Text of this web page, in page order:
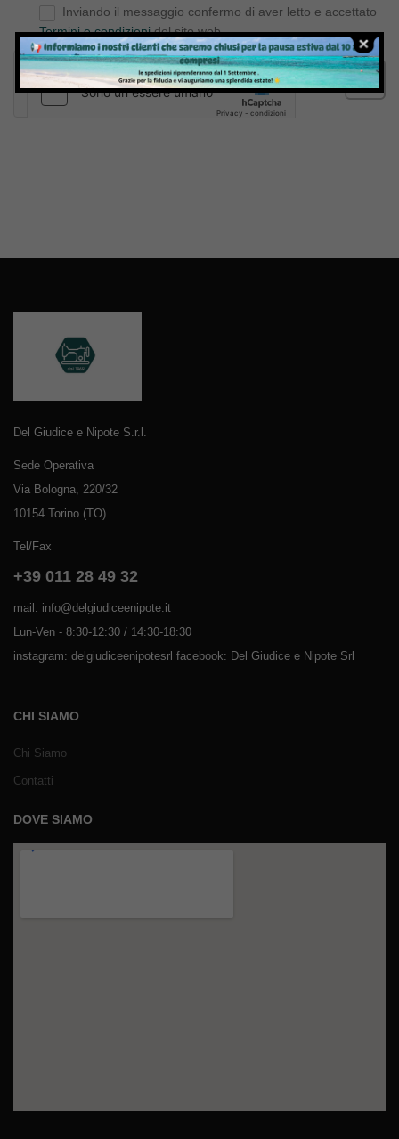
Inviando il messaggio confermo di aver letto e accettato
Termini e condizionidel sito web
Invia
Del Giudice e Nipote S.r.l.
Sede Operativa
Via Bologna, 220/32
10154 Torino (TO)
Tel/Fax
+39 011 28 49 32
mail: info@delgiudiceenipote.it
Lun-Ven - 8:30-12:30 / 14:30-18:30
instagram: delgiudiceenipotesrl facebook: Del Giudice e Nipote Srl
CHI SIAMO
Chi Siamo
Contatti
DOVE SIAMO